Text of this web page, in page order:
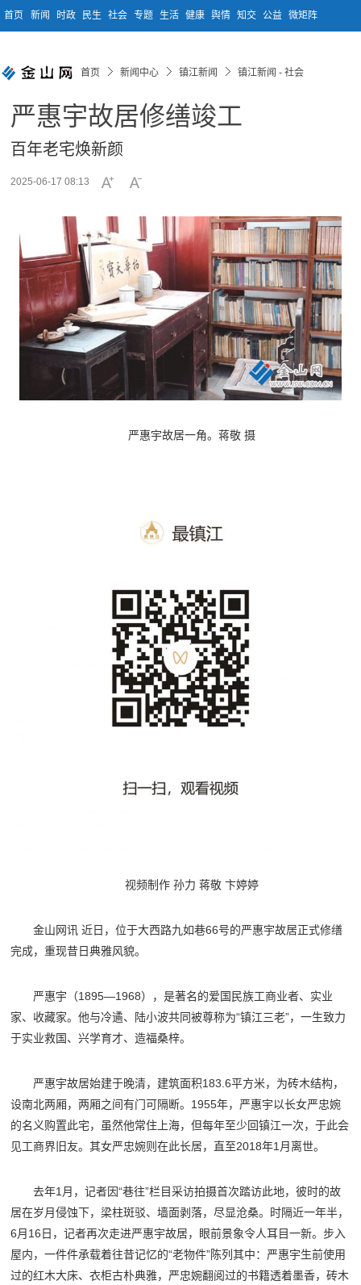
首页 新闻 时政 民生 社会 专题 生活 健康 舆情 知交 公益 微矩阵
首页 新闻中心 镇江新闻 镇江新闻 - 社会
严惠宇故居修缮竣工
百年老宅焕新颜
2025-06-17 08:13
严惠宇故居一角。蒋敬 摄
视频制作 孙力 蒋敬 卞婷婷
金山网讯 近日，位于大西路九如巷66号的严惠宇故居正式修缮
完成，重现昔日典雅风貌。
严惠宇（1895—1968），是著名的爱国民族工商业者、实业
家、收藏家。他与冷遹、陆小波共同被尊称为“镇江三老”，一生致力
于实业救国、兴学育才、造福桑梓。
严惠宇故居始建于晚清，建筑面积183.6平方米，为砖木结构，
设南北两厢，两厢之间有门可隔断。1955年，严惠宇以长女严忠婉
的名义购置此宅，虽然他常住上海，但每年至少回镇江一次，于此会
见工商界旧友。其女严忠婉则在此长居，直至2018年1月离世。
去年1月，记者因“巷往”栏目采访拍摄首次踏访此地，彼时的故
居在岁月侵蚀下，梁柱斑驳、墙面剥落，尽显沧桑。时隔近一年半，
6月16日，记者再次走进严惠宇故居，眼前景象令人耳目一新。步入
屋内，一件件承载着往昔记忆的“老物件”陈列其中：严惠宇生前使用
过的红木大床、衣柜古朴典雅，严忠婉翻阅过的书籍透着墨香，砖木